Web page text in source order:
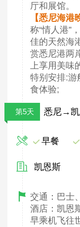
厅和展馆。
【悉尼海港
称“情人港”
佳的天然海
赏悉尼港两
上享用美味
特别安排:游
食体验;
第5天 悉尼→凯
早餐
凯恩斯
交通：巴士
酒店：凯恩
早乘机飞往